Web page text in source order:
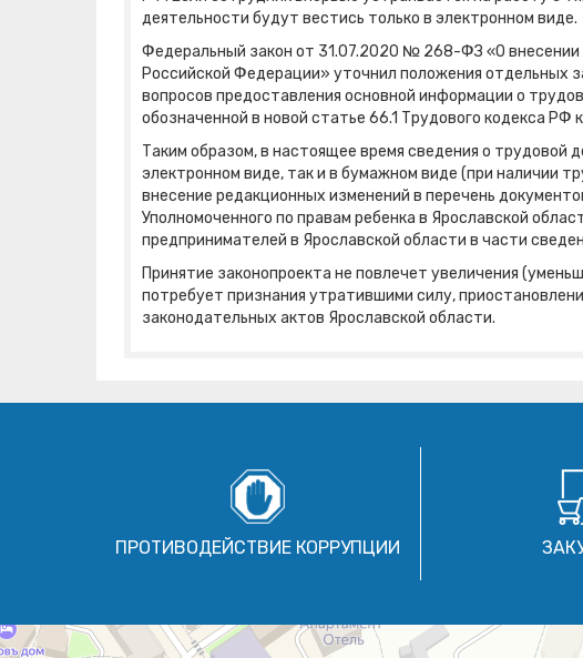
деятельности будут вестись только в электронном виде.
Федеральный закон от 31.07.2020 № 268-ФЗ «О
Российской Федерации» уточнил положения отдельных
вопросов предоставления основной информации о
обозначенной в новой статье 66.1 Трудового кодекса РФ
Таким образом, в настоящее время сведения о трудовой
электронном виде, так и в бумажном виде (при наличии
внесение редакционных изменений в перечень
Уполномоченного по правам ребенка в Ярославской
предпринимателей в Ярославской области в части
Принятие законопроекта не повлечет увеличения
потребует признания утратившими силу,
законодательных актов Ярославской области.
ПРОТИВОДЕЙСТВИЕ КОРРУПЦИИ